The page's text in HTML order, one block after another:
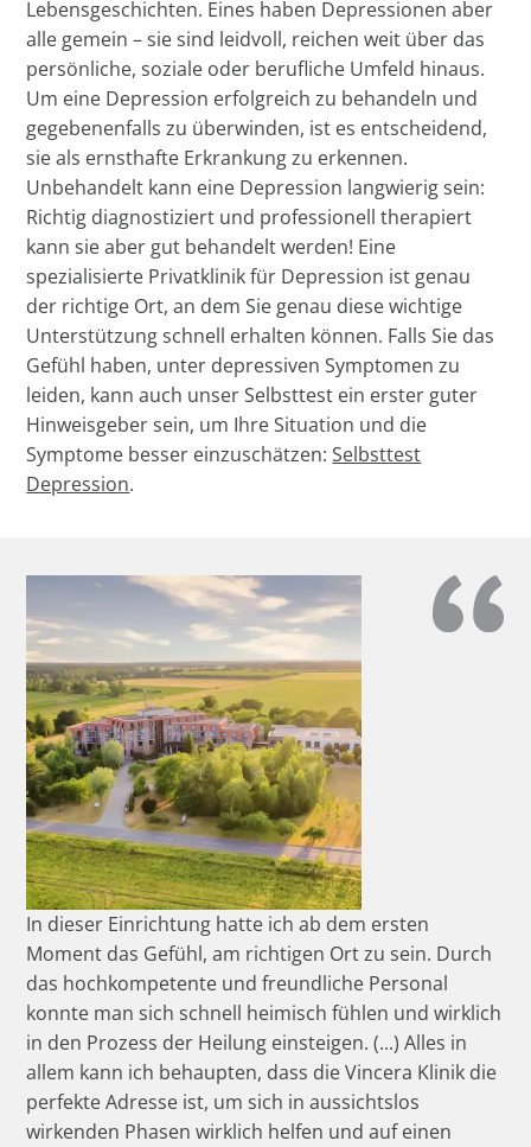
Lebensgeschichten. Eines haben Depressionen aber
alle gemein – sie sind leidvoll, reichen weit über das
persönliche, soziale oder berufliche Umfeld hinaus.
Um eine Depression erfolgreich zu behandeln und
gegebenenfalls zu überwinden, ist es entscheidend,
sie als ernsthafte Erkrankung zu erkennen.
Unbehandelt kann eine Depression langwierig sein:
Richtig diagnostiziert und professionell therapiert
kann sie aber gut behandelt werden! Eine
spezialisierte Privatklinik für Depression ist genau
der richtige Ort, an dem Sie genau diese wichtige
Unterstützung schnell erhalten können. Falls Sie das
Gefühl haben, unter depressiven Symptomen zu
leiden, kann auch unser Selbsttest ein erster guter
Hinweisgeber sein, um Ihre Situation und die
Symptome besser einzuschätzen:Selbsttest
Depression.
In dieser Einrichtung hatte ich ab dem ersten
Moment das Gefühl, am richtigen Ort zu sein. Durch
das hochkompetente und freundliche Personal
konnte man sich schnell heimisch fühlen und wirklich
in den Prozess der Heilung einsteigen. (...) Alles in
allem kann ich behaupten, dass die Vincera Klinik die
perfekte Adresse ist, um sich in aussichtslos
wirkenden Phasen wirklich helfen und auf einen